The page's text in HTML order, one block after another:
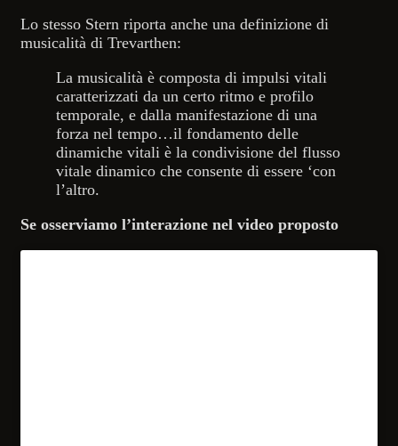
Lo stesso Stern riporta anche una definizione di
musicalità di Trevarthen:
La musicalità è composta di impulsi vitali
caratterizzati da un certo ritmo e profilo
temporale, e dalla manifestazione di una
forza nel tempo…il fondamento delle
dinamiche vitali è la condivisione del flusso
vitale dinamico che consente di essere ‘con
l’altro.
Se osserviamo l’interazione nel video proposto